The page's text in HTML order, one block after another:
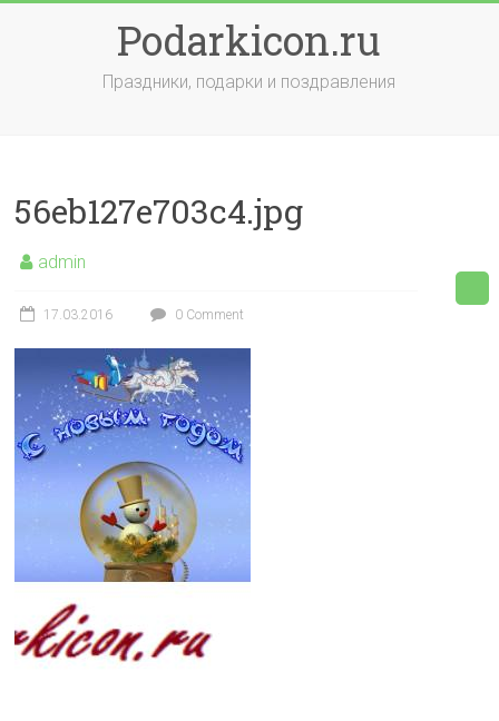
Podarkicon.ru
Праздники, подарки и поздравления
56eb127e703c4.jpg
admin
17.03.2016 0 Comment